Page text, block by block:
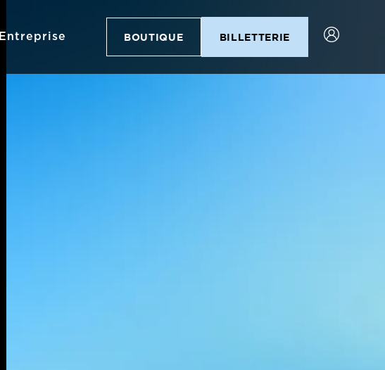
Entreprise BOUTIQUE BILLETTERIE